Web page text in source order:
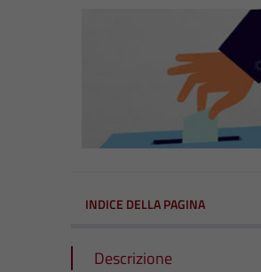
INDICE DELLA PAGINA
Descrizione